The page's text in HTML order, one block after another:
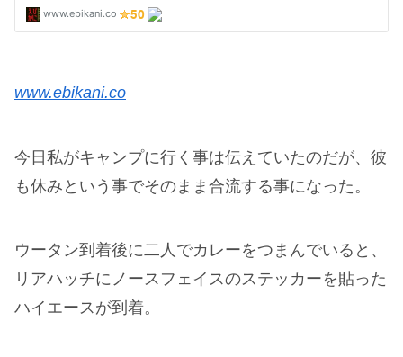
www.ebikani.co
今日私がキャンプに行く事は伝えていたのだが、彼
も休みという事でそのまま合流する事になった。
ウータン到着後に二人でカレーをつまんでいると、
リアハッチにノースフェイスのステッカーを貼った
ハイエースが到着。